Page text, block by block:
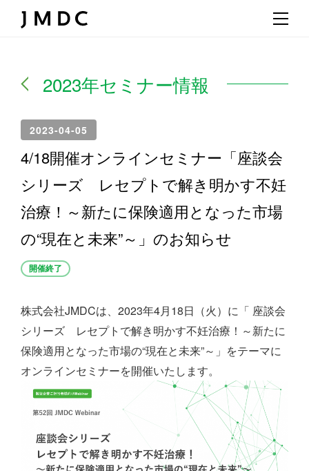
2023年セミナー情報
2023-04-05
4/18開催オンラインセミナー「座談会
シリーズ レセプトで解き明かす不妊
治療！～新たに保険適用となった市場
の“現在と未来”～」のお知らせ
開催終了
株式会社JMDCは、2023年4月18日（火）に「 座談会
シリーズ レセプトで解き明かす不妊治療！～新たに
保険適用となった市場の“現在と未来”～」をテーマに
オンラインセミナーを開催いたします。